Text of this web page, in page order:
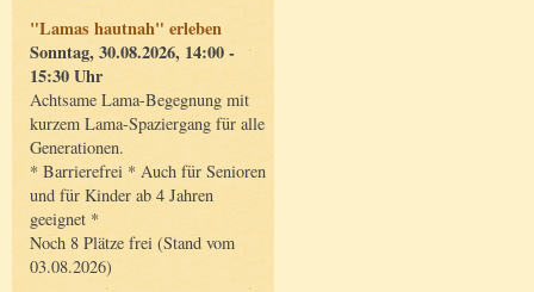
"Lamas hautnah" erleben
Sonntag, 30.08.2026, 14:00 -
15:30 Uhr
Achtsame Lama-Begegnung mit
kurzem Lama-Spaziergang für alle
Generationen.
* Barrierefrei * Auch für Senioren
und für Kinder ab 4 Jahren
geeignet *
Noch 8 Plätze frei (Stand vom
03.08.2026)